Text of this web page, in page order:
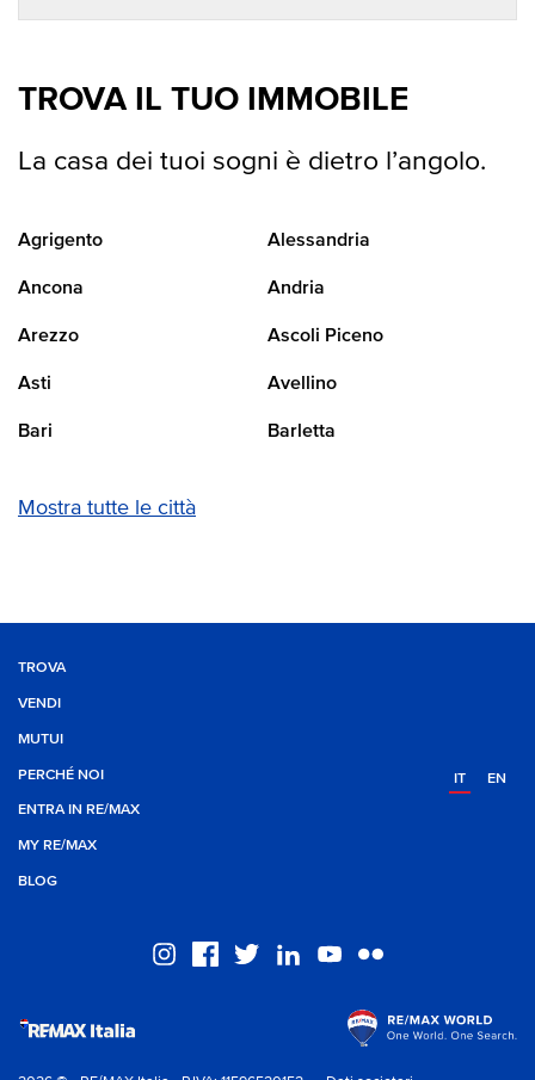
TROVA IL TUO IMMOBILE
La casa dei tuoi sogni è dietro l’angolo.
Agrigento Alessandria
Ancona Andria
Arezzo Ascoli Piceno
Asti Avellino
Bari Barletta
Mostra tutte le città
TROVA
VENDI
MUTUI
PERCHÉ NOI
ENTRA IN RE/MAX
MY RE/MAX
BLOG
IT EN